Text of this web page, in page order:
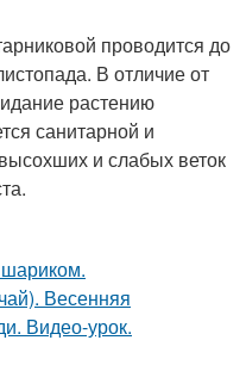
проводится до
В отличие от
растению
санитарной и
и слабых веток